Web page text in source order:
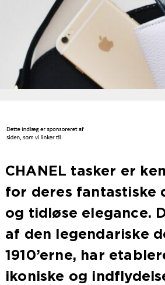
CHANEL tasker er
for deres fantastiske
og tidløse elegance.
af den legendariske
1910’erne, har
ikoniske og